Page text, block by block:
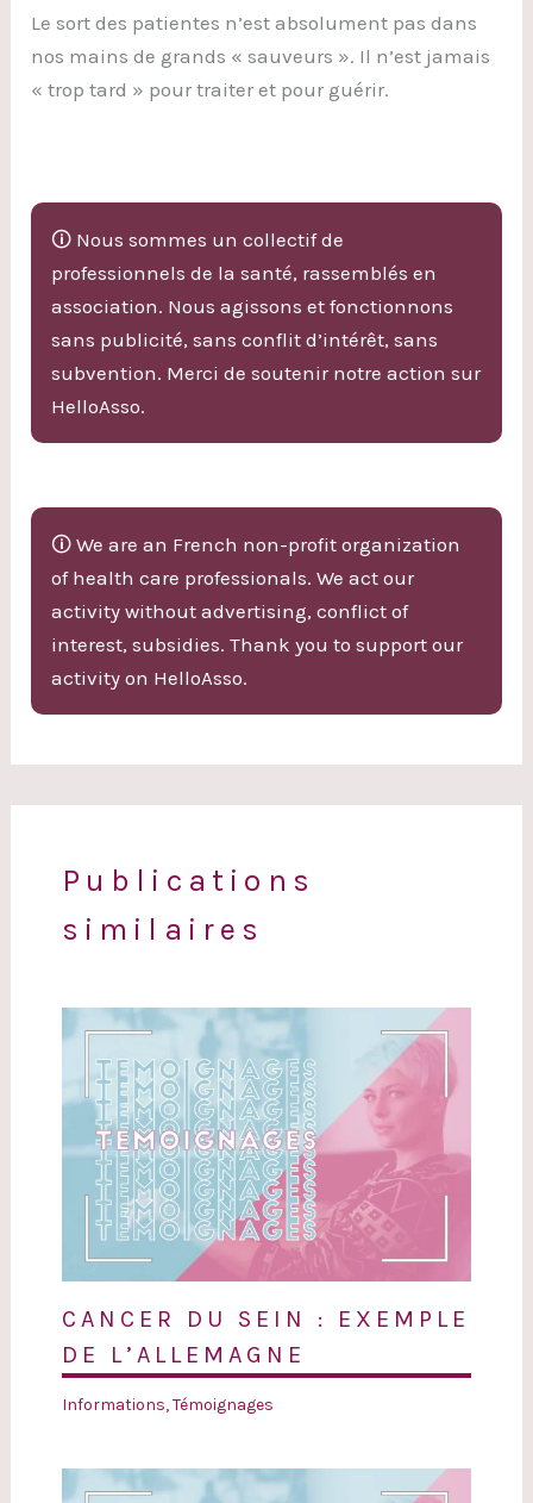
Le sort des patientes n’est absolument pas dans
nos mains de grands « sauveurs ». Il n’est jamais
« trop tard » pour traiter et pour guérir.
🛈 Nous sommes un collectif de
professionnels de la santé, rassemblés en
association. Nous agissons et fonctionnons
sans publicité, sans conflit d’intérêt, sans
subvention. Merci de soutenir notre action sur
HelloAsso.
🛈 We are an French non-profit organization
of health care professionals. We act our
activity without advertising, conflict of
interest, subsidies. Thank you to support our
activity on HelloAsso.
Publications
similaires
CANCER DU SEIN : EXEMPLE
DE L’ALLEMAGNE
Informations,Témoignages